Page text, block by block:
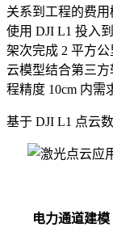
关系到工程的费
使用 DJI L1 投入
架次完成 2 平方
云模型结合第三
程精度 10cm 内需
基于 DJI L1 点云
电力通道建模